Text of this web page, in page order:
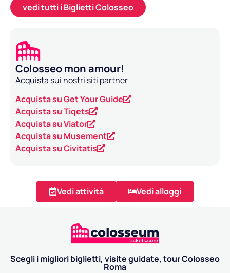
vedi tutti i Biglietti Colosseo
Colosseo mon amour!
Acquista sui nostri siti partner
Acquista su Get Your Guide
Acquista su Tiqets
Acquista su Viator
Acquista su Musement
Acquista su Civitatis
Vedi attività Vedi alloggi
Scegli i migliori biglietti, visite guidate, tour Colosseo
Roma